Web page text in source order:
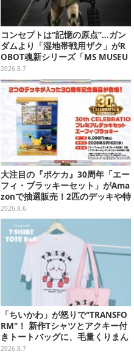
コンセプトは“記憶の原点”…ガン
ダムより「湿地帯戦用ザク」がR
OBOT魂新シリーズ「MS MUSEU
M」で商品化！博物館イメージの
ベースも注目
2026.8.7
大注目の『ポケカ』30周年「エー
フィ・ブラッキーセット」がAma
zonで抽選販売！2匹のデッキや特
別カードを収録
2026.8.6
「ちいかわ」が怒りで"TRANSFO
RM"！ 新作Tシャツとアクキー付
きトートバッグに、毛量くりまん
じゅうなど全6アイテムが仲間入
2026.8.7